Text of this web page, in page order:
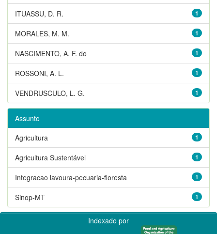
1
ITUASSU, D. R.
1
MORALES, M. M.
1
NASCIMENTO, A. F. do
1
ROSSONI, A. L.
1
VENDRUSCULO, L. G.
Assunto
1
Agricultura
1
Agricultura Sustentável
1
Integracao lavoura-pecuaria-floresta
1
Sinop-MT
Indexado por